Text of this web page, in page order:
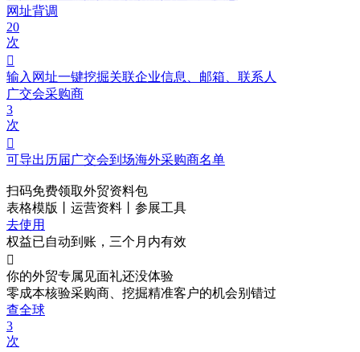
网址背调
20
次

输入网址一键挖掘关联企业信息、邮箱、联系人
广交会采购商
3
次

可导出历届广交会到场海外采购商名单
扫码免费领取外贸资料包
表格模版丨运营资料丨参展工具
去使用
权益已自动到账，三个月内有效

你的外贸专属见面礼还没体验
零成本核验采购商、挖掘精准客户的机会别错过
查全球
3
次